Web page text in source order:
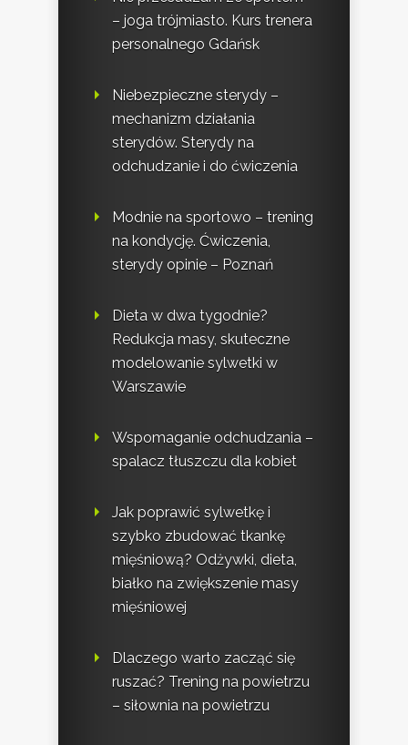
– joga trójmiasto. Kurs trenera
personalnego Gdańsk
Niebezpieczne sterydy –
mechanizm działania
sterydów. Sterydy na
odchudzanie i do ćwiczenia
Modnie na sportowo – trening
na kondycję. Ćwiczenia,
sterydy opinie – Poznań
Dieta w dwa tygodnie?
Redukcja masy, skuteczne
modelowanie sylwetki w
Warszawie
Wspomaganie odchudzania –
spalacz tłuszczu dla kobiet
Jak poprawić sylwetkę i
szybko zbudować tkankę
mięśniową? Odżywki, dieta,
białko na zwiększenie masy
mięśniowej
Dlaczego warto zacząć się
ruszać? Trening na powietrzu
– siłownia na powietrzu